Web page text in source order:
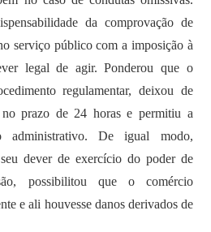
da comprovação de
serviço público com a imposição à
legal de agir. Ponderou que o
regulamentar, deixou de
prazo de 24 horas e permitiu a
administrativo. De igual modo,
dever de exercício do poder de
possibilitou que o comércio
e ali houvesse danos derivados de